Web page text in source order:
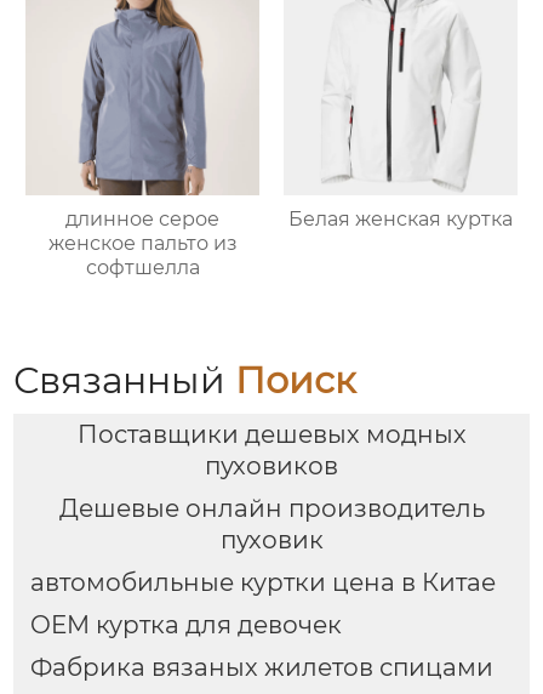
длинное серое
женское пальто из
софтшелла
Белая женская куртка
Связанный Поиск
Поставщики дешевых модных
пуховиков
Дешевые онлайн производитель
пуховик
автомобильные куртки цена в Китае
OEM куртка для девочек
Фабрика вязаных жилетов спицами